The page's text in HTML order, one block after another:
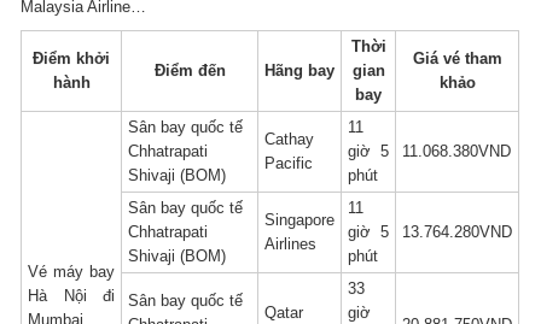
Malaysia Airline…
Điểm khởi
hành
Điểm đến Hãng bay
Thời
gian
bay
Giá vé tham
khảo
Vé máy bay
Hà Nội đi
Mumbai
Sân bay quốc tế
Chhatrapati
Shivaji (BOM)
Cathay
Pacific
11
giờ 5
phút
11.068.380VND
Sân bay quốc tế
Chhatrapati
Shivaji (BOM)
Singapore
Airlines
11
giờ 5
phút
13.764.280VND
Sân bay quốc tế
Qatar
33
giờ